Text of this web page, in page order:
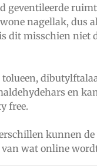
geventileerde
nagellak, dus
dit misschien niet
en
free.
kunnen
wat online